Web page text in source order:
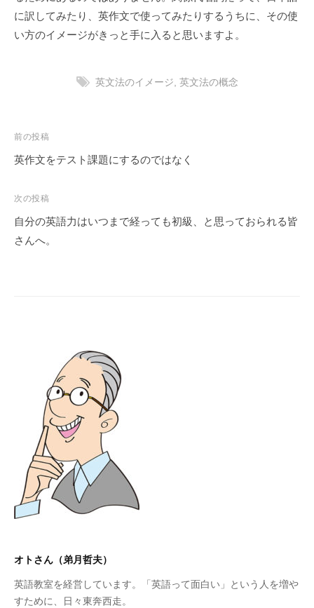
の
に訳してみたり、英作文で使ってみたりするうちに、その使
い方のイメージがきっと手に入ると思いますよ。
英文法のイメージ, 英文法の概念
投
稿
ビ
ゲ
ー
前の投稿
英作文をテスト課題にするのではなく
次の投稿
自分の英語力はいつまで経っても初級、と思っておられる皆
さんへ。
オトさん（弟月哲夫）
英語教室を経営しています。「英語って面白い」という人を増や
すために、日々東奔西走。